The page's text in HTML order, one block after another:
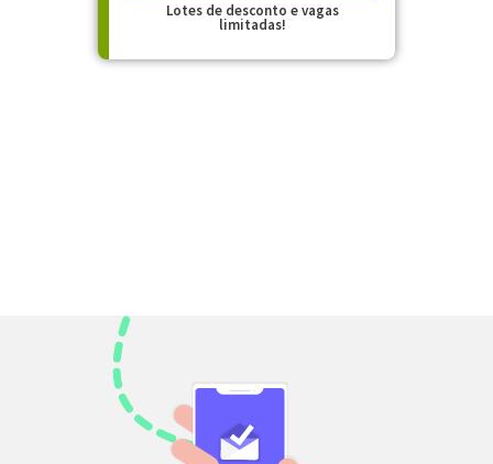
Lotes de desconto e vagas
limitadas!